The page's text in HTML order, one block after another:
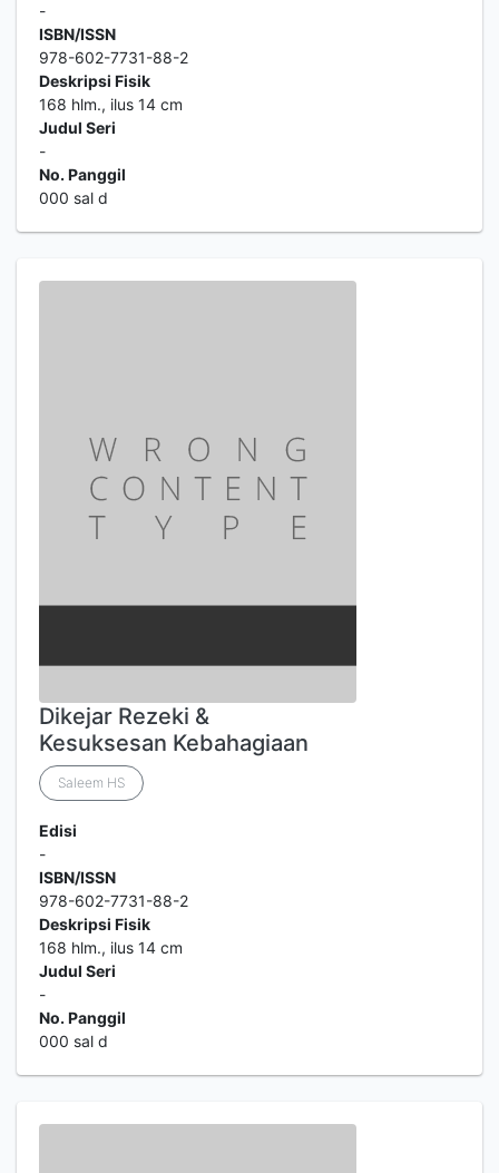
-
ISBN/ISSN
978-602-7731-88-2
Deskripsi Fisik
168 hlm., ilus 14 cm
Judul Seri
-
No. Panggil
000 sal d
Dikejar Rezeki &
Kesuksesan Kebahagiaan
Saleem HS
Edisi
-
ISBN/ISSN
978-602-7731-88-2
Deskripsi Fisik
168 hlm., ilus 14 cm
Judul Seri
-
No. Panggil
000 sal d